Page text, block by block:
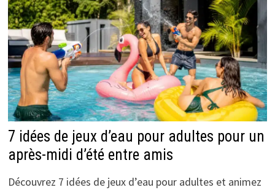
7 idées de jeux d’eau pour adultes pour un
après-midi d’été entre amis
Découvrez 7 idées de jeux d’eau pour adultes et animez